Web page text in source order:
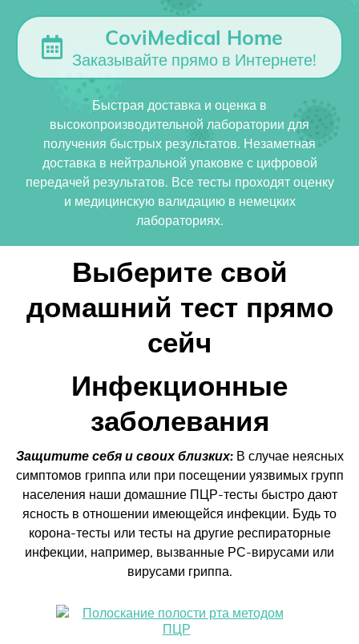
CoviMedical Home
Заказывайте прямо в Интернете!
Быстрая доставка и оценка в
высокопроизводительной лаборатории для
получения быстрых результатов. Незаметная
доставка в нейтральной упаковке с цифровой
передачей результатов. Все тесты проходят оценку
и медицинскую валидацию в немецких
лабораториях.
Выберите свой
домашний тест прямо
сейч
Инфекционные
заболевания
Защитите себя и своих близких:В случае неясных
симптомов гриппа или при посещении уязвимых групп
населения наши домашние ПЦР-тесты быстро дают
ясность в отношении имеющейся инфекции. Будь то
корона-тесты или тесты на другие респираторные
инфекции, например, вызванные РС-вирусами или
вирусами гриппа.